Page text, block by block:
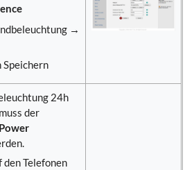
→
24h
der
Telefonen